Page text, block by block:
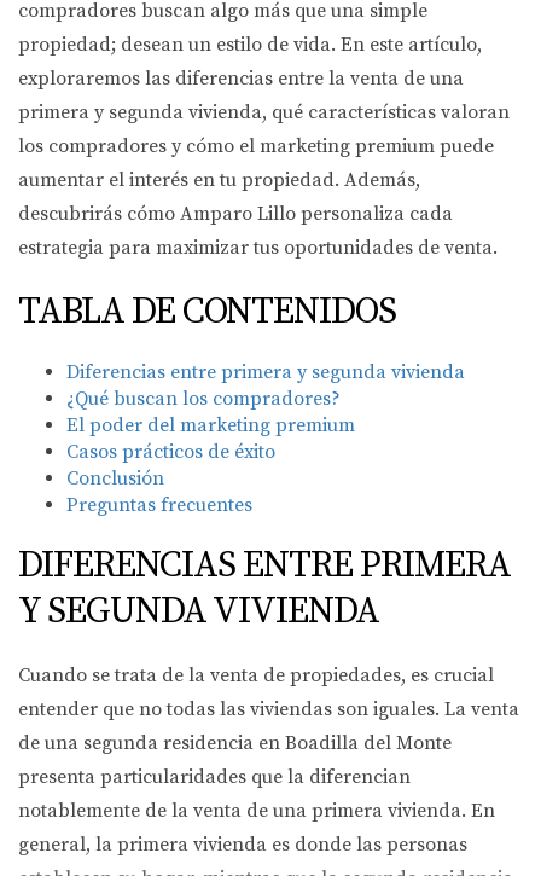
compradores buscan algo más que una simple
propiedad; desean un estilo de vida. En este artículo,
exploraremos las diferencias entre la venta de una
primera y segunda vivienda, qué características valoran
los compradores y cómo el marketing premium puede
aumentar el interés en tu propiedad. Además,
descubrirás cómo Amparo Lillo personaliza cada
estrategia para maximizar tus oportunidades de venta.
TABLA DE CONTENIDOS
Diferencias entre primera y segunda vivienda
¿Qué buscan los compradores?
El poder del marketing premium
Casos prácticos de éxito
Conclusión
Preguntas frecuentes
DIFERENCIAS ENTRE PRIMERA
Y SEGUNDA VIVIENDA
Cuando se trata de la venta de propiedades, es crucial
entender que no todas las viviendas son iguales. La venta
de una segunda residencia en Boadilla del Monte
presenta particularidades que la diferencian
notablemente de la venta de una primera vivienda. En
general, la primera vivienda es donde las personas